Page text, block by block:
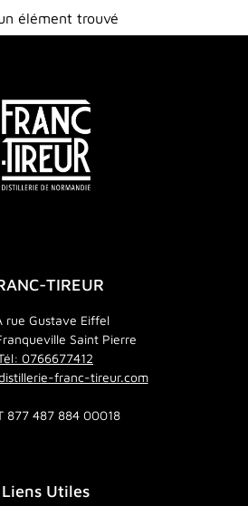
élément trouvé
TIREUR
rue Gustave Eiffel
Saint Pierre
0766677412
franc-tireur.com
877 487 884 00018
Liens Utiles